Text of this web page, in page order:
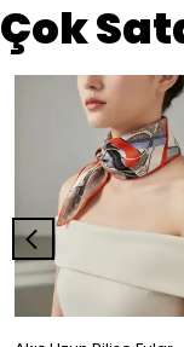
Çok